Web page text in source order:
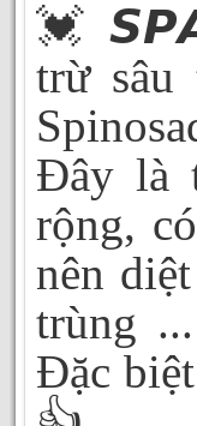
💓
trừ sâu
Đây là
rộng,
nên
trùng
Đặc